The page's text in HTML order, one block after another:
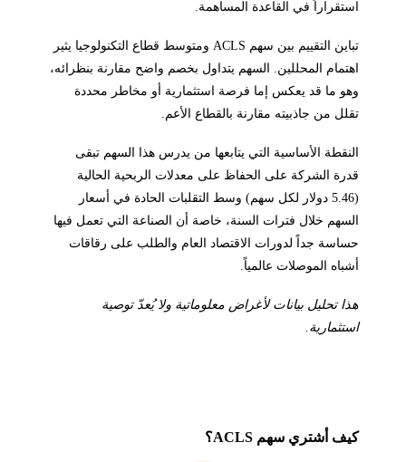
استقراراً في القاعدة المساهمة.
تباين التقييم بين سهم ACLS ومتوسط قطاع التكنولوجيا يثير
اهتمام المحللين. السهم يتداول بخصم واضح مقارنة بنظرائه،
وهو ما قد يعكس إما فرصة استثمارية أو مخاطر محددة
تقلل من جاذبيته مقارنة بالقطاع الأعم.
النقطة الأساسية التي يتابعها من يدرس هذا السهم تبقى
قدرة الشركة على الحفاظ على معدلات الربحية الحالية
(5.46 دولار لكل سهم) وسط التقلبات الحادة في أسعار
السهم خلال فترات السنة، خاصة أن الصناعة التي تعمل فيها
حساسة جداً لدورات الاقتصاد العام والطلب على رقاقات
أشباه الموصلات عالمياً.
هذا تحليل بيانات لأغراض معلوماتية ولا يُعدّ توصية
استثمارية.
كيف أشتري سهم ACLS؟